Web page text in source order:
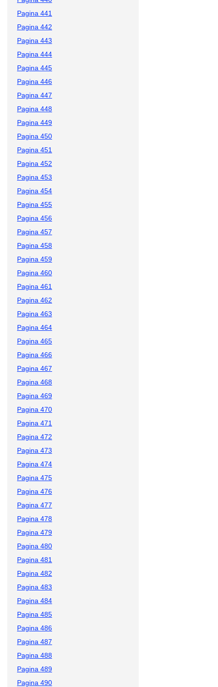
Pagina 441
Pagina 442
Pagina 443
Pagina 444
Pagina 445
Pagina 446
Pagina 447
Pagina 448
Pagina 449
Pagina 450
Pagina 451
Pagina 452
Pagina 453
Pagina 454
Pagina 455
Pagina 456
Pagina 457
Pagina 458
Pagina 459
Pagina 460
Pagina 461
Pagina 462
Pagina 463
Pagina 464
Pagina 465
Pagina 466
Pagina 467
Pagina 468
Pagina 469
Pagina 470
Pagina 471
Pagina 472
Pagina 473
Pagina 474
Pagina 475
Pagina 476
Pagina 477
Pagina 478
Pagina 479
Pagina 480
Pagina 481
Pagina 482
Pagina 483
Pagina 484
Pagina 485
Pagina 486
Pagina 487
Pagina 488
Pagina 489
Pagina 490